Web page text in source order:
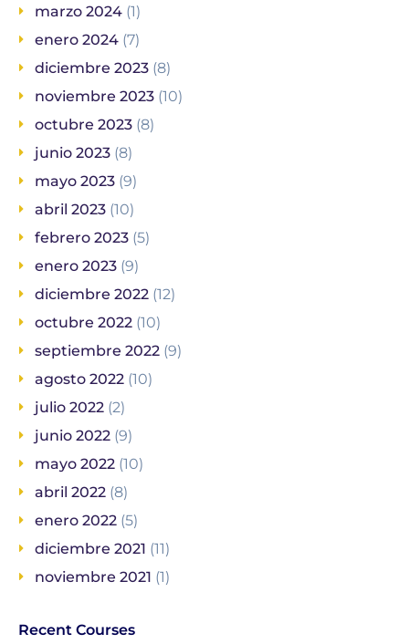
marzo 2024 (1)
enero 2024 (7)
diciembre 2023 (8)
noviembre 2023 (10)
octubre 2023 (8)
junio 2023 (8)
mayo 2023 (9)
abril 2023 (10)
febrero 2023 (5)
enero 2023 (9)
diciembre 2022 (12)
octubre 2022 (10)
septiembre 2022 (9)
agosto 2022 (10)
julio 2022 (2)
junio 2022 (9)
mayo 2022 (10)
abril 2022 (8)
enero 2022 (5)
diciembre 2021 (11)
noviembre 2021 (1)
Recent Courses